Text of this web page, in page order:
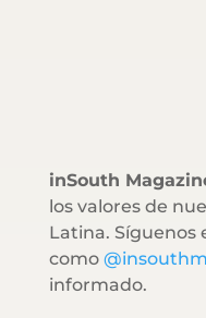
inSouth
los valores de
Latina. Síguenos
como
informado.